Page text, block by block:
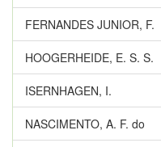
FERNANDES JUNIOR, F.
HOOGERHEIDE, E. S. S.
ISERNHAGEN, I.
NASCIMENTO, A. F. do